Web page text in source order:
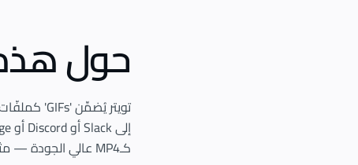
حول
كـMP4 عالي الجودة — مثاليّ للردود والميمز وإعادة النشر. تعمل مع روابط التغريدات من x.com وtwitter.com.